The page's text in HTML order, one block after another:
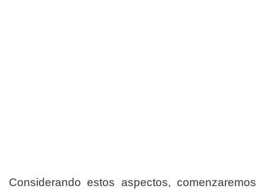
Considerando estos aspectos, comenzaremos